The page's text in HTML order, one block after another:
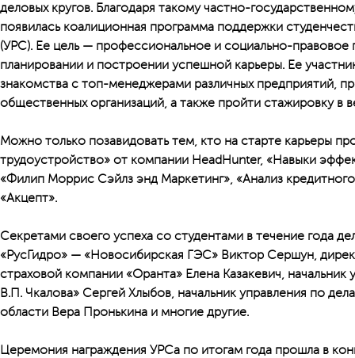
деловых кругов. Благодаря такому частно-
появилась коалиционная программа поддержки
(УРС). Ее цель — профессиональное и социально-
планировании и построении успешной карьеры. Ее
знакомства с топ-менеджерами различных предприятий,
общественных организаций, а также пройти стажировку в
Можно только позавидовать тем, кто на старте карьеры
трудоустройство» от компании HeadHunter, «Навыки
«Филип Моррис Сэйлз энд Маркетинг», «Анализ
«Акцепт».
Секретами своего успеха со студентами в течение года
«РусГидро» — «Новосибирская ГЭС» Виктор Сершун,
страховой компании «Оранта» Елена Казакевич,
В.П. Чкалова» Сергей Хлыбов, начальник управления по
области Вера Пронькина и многие другие.
Церемония награждения УРСа по итогам года прошла в